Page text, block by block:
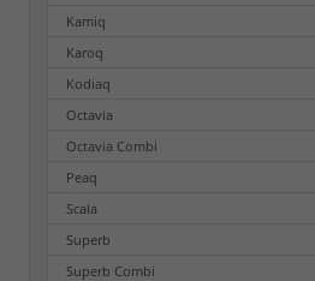
Kamiq
Karoq
Kodiaq
Octavia
Octavia Combi
Peaq
Scala
Superb
Superb Combi